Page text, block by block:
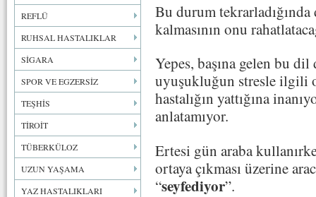
REFLÜ
RUHSAL HASTALIKLAR
SİGARA
SPOR VE EGZERSİZ
TEŞHİS
TİROİT
TÜBERKÜLOZ
UZUN YAŞAMA
YAZ HASTALIKLARI
Bu durum
kalmasının onu
Yepes, başına gelen bu
uyuşukluğun stresle ilgili
hastalığın yattığına
anlatamıyor.
Ertesi gün araba
ortaya çıkması üzerine
“seyfediyor”.